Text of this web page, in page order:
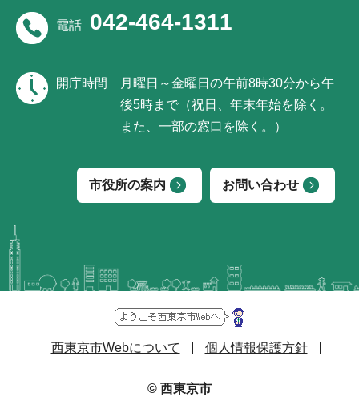
電話 042-464-1311
開庁時間
月曜日～金曜日の午前8時30分から午
後5時まで（祝日、年末年始を除く。
また、一部の窓口を除く。）
市役所の案内 お問い合わせ
西東京市Webについて 個人情報保護方針
© 西東京市